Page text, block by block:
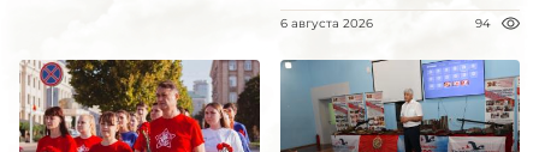
6 августа 2026 94